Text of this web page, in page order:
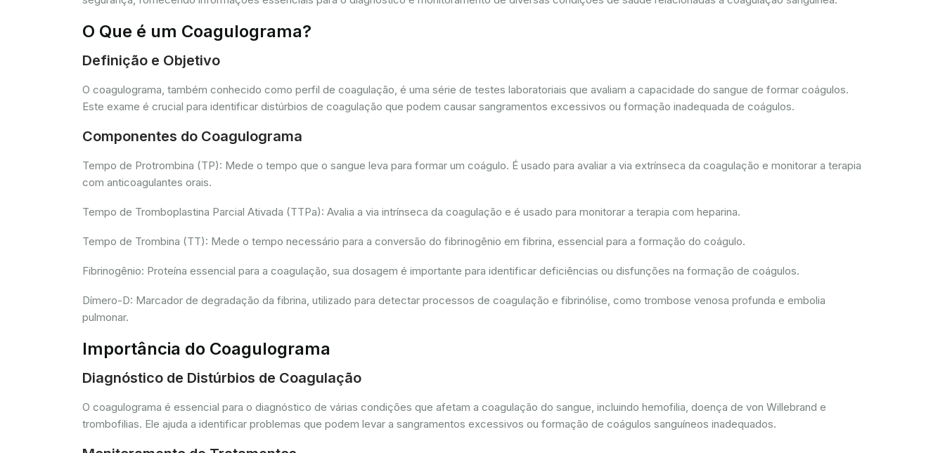
O Que é um Coagulograma?
Definição e Objetivo
O coagulograma, também conhecido como perfil de coagulação, é uma série de testes laboratoriais que avaliam a capacidade do sangue de formar coágulos.
Este exame é crucial para identificar distúrbios de coagulação que podem causar sangramentos excessivos ou formação inadequada de coágulos.
Componentes do Coagulograma
Tempo de Protrombina (TP): Mede o tempo que o sangue leva para formar um coágulo. É usado para avaliar a via extrínseca da coagulação e monitorar a terapia
com anticoagulantes orais.
Tempo de Tromboplastina Parcial Ativada (TTPa): Avalia a via intrínseca da coagulação e é usado para monitorar a terapia com heparina.
Tempo de Trombina (TT): Mede o tempo necessário para a conversão do fibrinogênio em fibrina, essencial para a formação do coágulo.
Fibrinogênio: Proteína essencial para a coagulação, sua dosagem é importante para identificar deficiências ou disfunções na formação de coágulos.
Dímero-D: Marcador de degradação da fibrina, utilizado para detectar processos de coagulação e fibrinólise, como trombose venosa profunda e embolia
pulmonar.
Importância do Coagulograma
Diagnóstico de Distúrbios de Coagulação
O coagulograma é essencial para o diagnóstico de várias condições que afetam a coagulação do sangue, incluindo hemofilia, doença de von Willebrand e
trombofilias. Ele ajuda a identificar problemas que podem levar a sangramentos excessivos ou formação de coágulos sanguíneos inadequados.